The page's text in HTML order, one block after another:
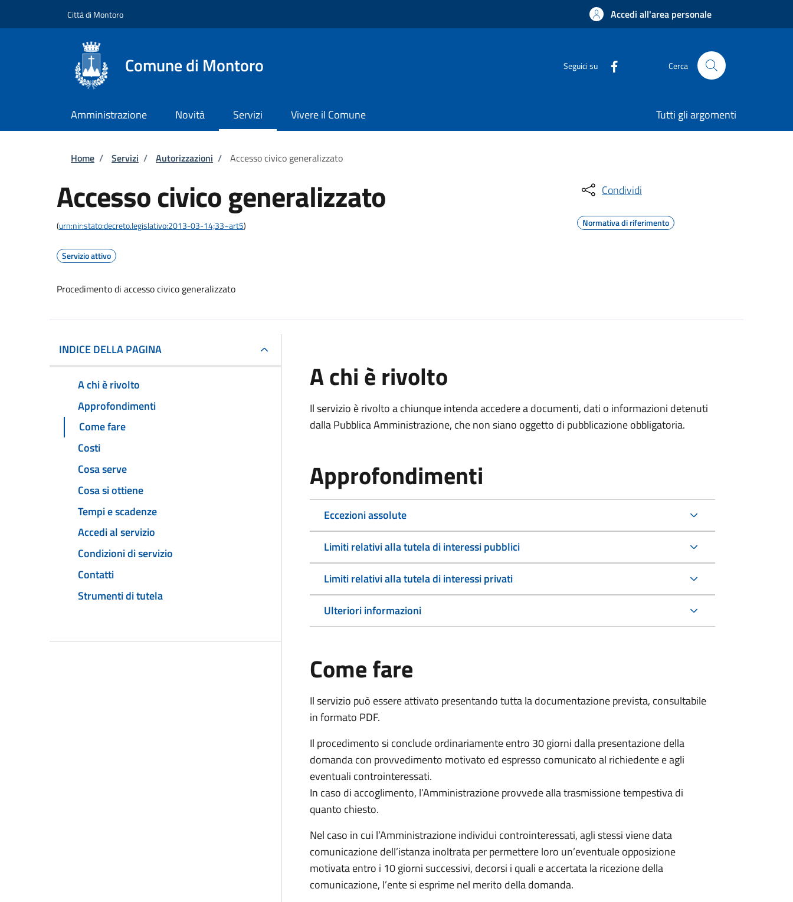
Città di Montoro Accedi all'area personale
Comune di Montoro Seguici su Cerca
Amministrazione Novità Servizi Vivere il Comune Tutti gli argomenti
Briciole di pane
Home / Servizi / Autorizzazioni / Accesso civico generalizzato
Accesso civico generalizzato
(urn:nir:stato:decreto.legislativo:2013-03-14;33~art5)
Servizio attivo
Procedimento di accesso civico generalizzato
Condividi
Normativa di riferimento
INDICE DELLA PAGINA
A chi è rivolto
Approfondimenti
Come fare
Costi
Cosa serve
Cosa si ottiene
Tempi e scadenze
Accedi al servizio
Condizioni di servizio
Contatti
Strumenti di tutela
A chi è rivolto
Il servizio è rivolto a chiunque intenda accedere a documenti, dati o informazioni detenuti
dalla Pubblica Amministrazione, che non siano oggetto di pubblicazione obbligatoria.
Approfondimenti
Eccezioni assolute
Limiti relativi alla tutela di interessi pubblici
Limiti relativi alla tutela di interessi privati
Ulteriori informazioni
Come fare
Il servizio può essere attivato presentando tutta la documentazione prevista, consultabile
in formato PDF.
Il procedimento si conclude ordinariamente entro 30 giorni dalla presentazione della
domanda con provvedimento motivato ed espresso comunicato al richiedente e agli
eventuali controinteressati.
In caso di accoglimento, l’Amministrazione provvede alla trasmissione tempestiva di
quanto chiesto.
Nel caso in cui l’Amministrazione individui controinteressati, agli stessi viene data
comunicazione dell’istanza inoltrata per permettere loro un’eventuale opposizione
motivata entro i 10 giorni successivi, decorsi i quali e accertata la ricezione della
comunicazione, l’ente si esprime nel merito della domanda.